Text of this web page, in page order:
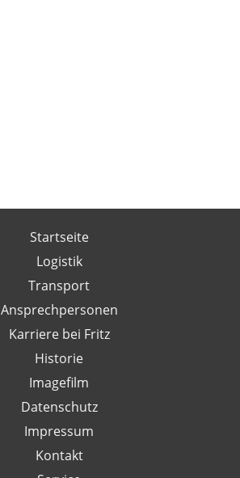
Startseite
Logistik
Transport
Ansprechpersonen
Karriere bei Fritz
Historie
Imagefilm
Datenschutz
Impressum
Kontakt